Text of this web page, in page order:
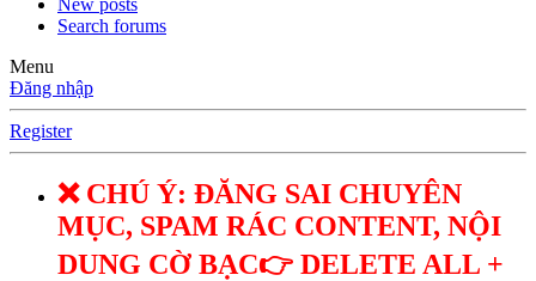
New posts
Search forums
Menu
Đăng nhập
Register
❌ CHÚ Ý: ĐĂNG SAI CHUYÊN
MỤC, SPAM RÁC CONTENT, NỘI
DUNG CỜ BẠC👉 DELETE ALL +